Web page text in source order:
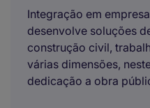
Integração em
desenvolve soluções
construção civil,
várias dimensões,
dedicação a obra